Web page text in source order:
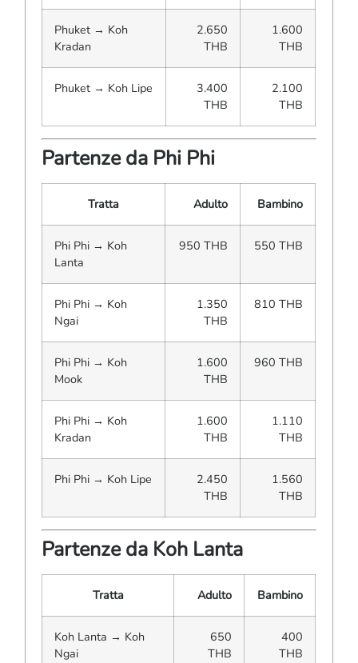
Phuket → Koh
Kradan
2.650
THB
1.600
THB
Phuket → Koh Lipe
3.400
THB
2.100
THB
Partenze da Phi Phi
Tratta Adulto Bambino
Phi Phi → Koh
Lanta
950 THB 550 THB
Phi Phi → Koh
Ngai
1.350
THB
810 THB
Phi Phi → Koh
Mook
1.600
THB
960 THB
Phi Phi → Koh
Kradan
1.600
THB
1.110
THB
Phi Phi → Koh Lipe
2.450
THB
1.560
THB
Partenze da Koh Lanta
Tratta Adulto Bambino
Koh Lanta → Koh
Ngai
650
THB
400
THB